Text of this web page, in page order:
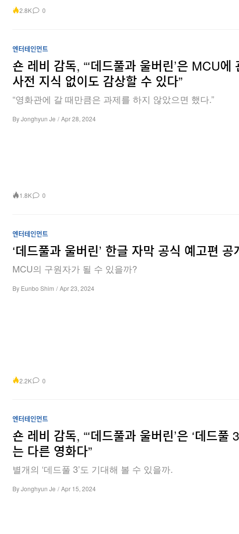
2.8K 0
엔터테인먼트
숀 레비 감독, “‘데드풀과 울버린’은 MCU에
사전 지식 없이도 감상할 수 있다”
“영화관에 갈 때만큼은 과제를 하지 않았으면 했다.”
ByJonghyun Je / Apr 28, 2024
1.8K 0
엔터테인먼트
‘데드풀과 울버린’ 한글 자막 공식 예고편 공
MCU의 구원자가 될 수 있을까?
By Eunbo Shim / Apr 23, 2024
2.2K 0
엔터테인먼트
숀 레비 감독, “‘데드풀과 울버린’은 ‘데드풀
는 다른 영화다”
별개의 ‘데드풀 3’도 기대해 볼 수 있을까.
ByJonghyun Je / Apr 15, 2024